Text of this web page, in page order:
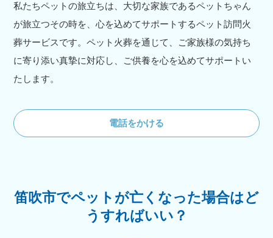
私たちペットの旅立ちは、大切な家族であるペットちゃん
が旅立つその時を、心を込めてサポートするペット訪問火
葬サービスです。ペット火葬を通じて、ご家族様の気持ち
に寄り添い真摯に対応し、ご供養を心を込めてサポートい
たします。
電話をかける
笛吹市でペットが亡くなった場合はど
うすればいい？